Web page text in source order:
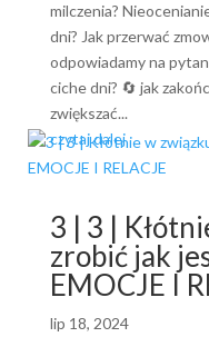
milczenia?
dni? Jak przerwać
odpowiadamy na
ciche dni? 🔄 jak
zwiększać...
czytaj dalej
3 | 3 |
zrobić jak
EMOCJE I
lip 18, 2024